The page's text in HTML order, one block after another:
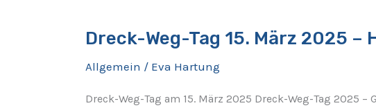
Dreck-Weg-Tag 15. März 2025 –
Allgemein / Eva Hartung
Dreck-Weg-Tag am 15. März 2025 Dreck-Weg-Tag 2025
Tag
März
2025